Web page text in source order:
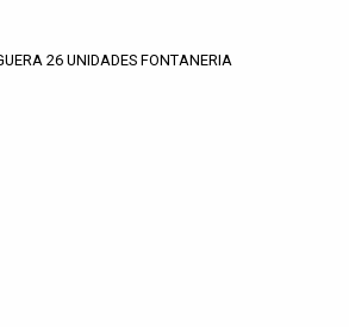
26 UNIDADES FONTANERIA